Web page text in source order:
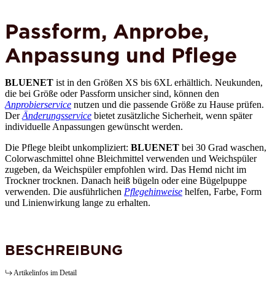
Passform, Anprobe,
Anpassung und Pflege
BLUENET ist in den Größen XS bis 6XL erhältlich. Neukunden,
die bei Größe oder Passform unsicher sind, können den
Anprobierservice nutzen und die passende Größe zu Hause prüfen.
DerÄnderungsservice bietet zusätzliche Sicherheit, wenn später
individuelle Anpassungen gewünscht werden.
Die Pflege bleibt unkompliziert: BLUENET bei 30 Grad waschen,
Colorwaschmittel ohne Bleichmittel verwenden und Weichspüler
zugeben, da Weichspüler empfohlen wird. Das Hemd nicht im
Trockner trocknen. Danach heiß bügeln oder eine Bügelpuppe
verwenden. Die ausführlichen Pflegehinweise helfen, Farbe, Form
und Linienwirkung lange zu erhalten.
BESCHREIBUNG
Artikelinfos im Detail